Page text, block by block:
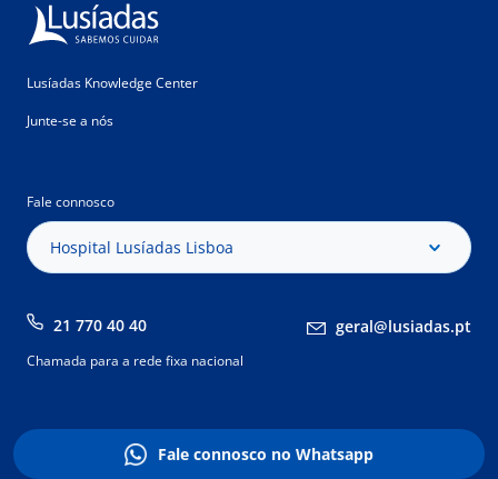
Lusíadas Knowledge Center
Junte-se a nós
Fale connosco
Hospital Lusíadas Lisboa
21 770 40 40 geral@lusiadas.pt
Chamada para a rede fixa nacional
Fale connosco no Whatsapp